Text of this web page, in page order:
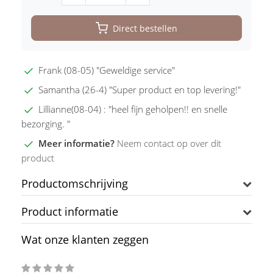
Direct bestellen
Frank (08-05) "Geweldige service"
Samantha (26-4) "Super product en top levering!"
Lillianne(08-04) : "heel fijn geholpen!! en snelle
bezorging. "
Meer informatie? Neem contact op over dit
product
Productomschrijving
Product informatie
Wat onze klanten zeggen